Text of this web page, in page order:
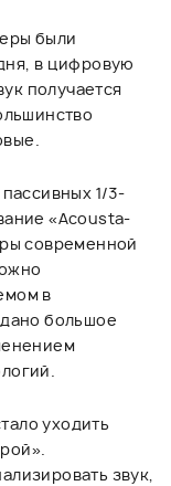
были
в цифровую
получается
1/3-
«Acousta-
современной
в
большое
уходить
звук,